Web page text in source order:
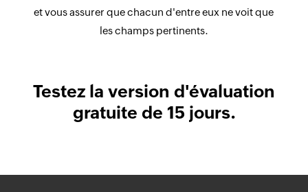
et vous assurer que chacun d'entre eux ne voit que
les champs pertinents.
Testez la version d'évaluation
gratuite de 15 jours.